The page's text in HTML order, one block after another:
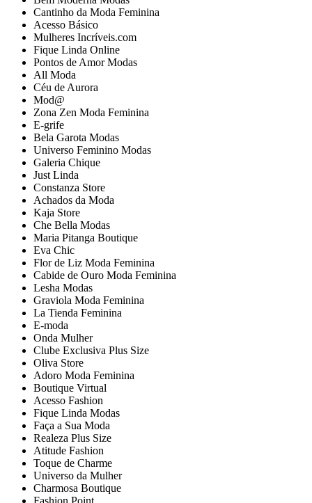
Cantinho da Moda Feminina
Acesso Básico
Mulheres Incríveis.com
Fique Linda Online
Pontos de Amor Modas
All Moda
Céu de Aurora
Mod@
Zona Zen Moda Feminina
E-grife
Bela Garota Modas
Universo Feminino Modas
Galeria Chique
Just Linda
Constanza Store
Achados da Moda
Kaja Store
Che Bella Modas
Maria Pitanga Boutique
Eva Chic
Flor de Liz Moda Feminina
Cabide de Ouro Moda Feminina
Lesha Modas
Graviola Moda Feminina
La Tienda Feminina
E-moda
Onda Mulher
Clube Exclusiva Plus Size
Oliva Store
Adoro Moda Feminina
Boutique Virtual
Acesso Fashion
Fique Linda Modas
Faça a Sua Moda
Realeza Plus Size
Atitude Fashion
Toque de Charme
Universo da Mulher
Charmosa Boutique
Fashion Point